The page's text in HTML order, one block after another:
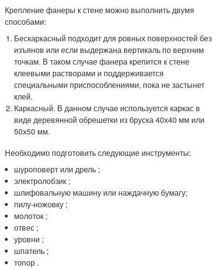
Крепление фанеры к стене можно выполнить двумя
способами:
Бескаркасный подходит для ровных поверхностей без
изъянов или если выдержана вертикаль по верхним
точкам. В таком случае фанера крепится к стене
клеевыми растворами и поддерживается
специальными приспособлениями, пока не застынет
клей.
Каркасный. В данном случае используется каркас в
виде деревянной обрешетки из бруска 40х40 мм или
50х50 мм.
Необходимо подготовить следующие инструменты:
шуроповерт или дрель ;
электролобзик ;
шлифовальную машину или наждачную бумагу;
пилу-ножовку ;
молоток ;
отвес ;
уровни ;
шпатель ;
топор .